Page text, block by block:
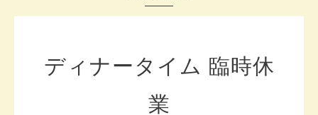
ディナータイム 臨時休
業